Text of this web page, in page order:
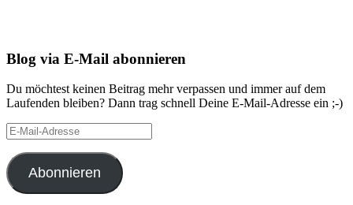
Blog via E-Mail abonnieren
Du möchtest keinen Beitrag mehr verpassen und immer auf dem
Laufenden bleiben? Dann trag schnell Deine E-Mail-Adresse ein ;-)
E-
Mail-
Adresse
Abonnieren